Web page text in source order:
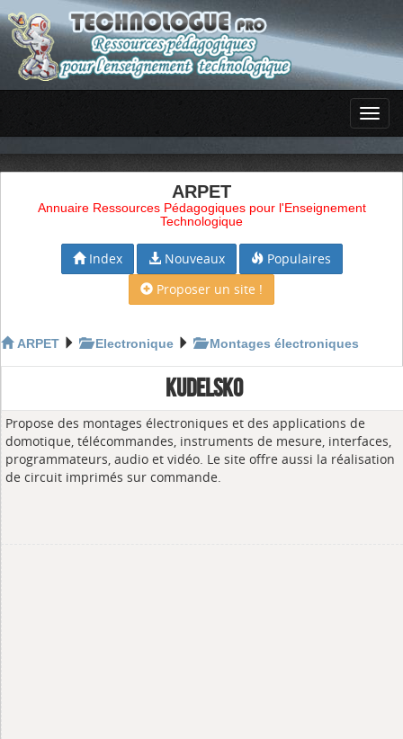
ARPET
Annuaire Ressources Pédagogiques pour l'Enseignement
Technologique
Index Nouveaux
Populaires
Proposer un site !
ARPET Electronique Montages électroniques
KUDELSKO
Propose des montages électroniques et des applications de
domotique, télécommandes, instruments de mesure, interfaces,
programmateurs, audio et vidéo. Le site offre aussi la réalisation
de circuit imprimés sur commande.